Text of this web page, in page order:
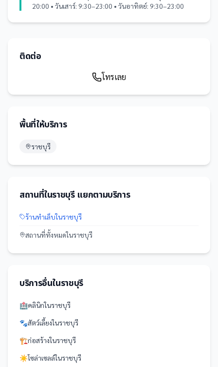
20:00 • วันเสาร์: 9:30–23:00 • วันอาทิตย์: 9:30–23:00
ติดต่อ
โทรเลย
พื้นที่ให้บริการ
ราชบุรี
สถานที่ในราชบุรีแยกตามบริการ
ร้านทำเล็บในราชบุรี
สถานที่ทั้งหมดในราชบุรี
บริการอื่นในราชบุรี
🏥คลินิกในราชบุรี
🐾สัตว์เลี้ยงในราชบุรี
🏗️ก่อสร้างในราชบุรี
☀️โซล่าเซลล์ในราชบุรี